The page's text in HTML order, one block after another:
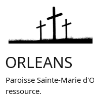
ORLEANS
Paroisse Sainte-Marie
ressource.